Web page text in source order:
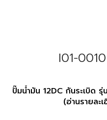
I01-
ปั๊มน้ำมัน 12DC กันระเบิด
(อ่านรายละ